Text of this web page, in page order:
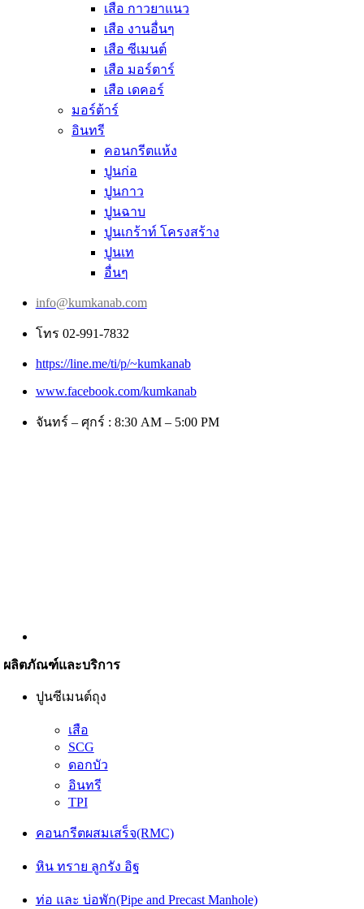
เสือ กาวยาแนว
เสือ งานอื่นๆ
เสือ ซีเมนต์
เสือ มอร์ตาร์
เสือ เดคอร์
มอร์ต้าร์
อินทรี
คอนกรีตแห้ง
ปูนก่อ
ปูนกาว
ปูนฉาบ
ปูนเกร้าท์ โครงสร้าง
ปูนเท
อื่นๆ
info@kumkanab.com
โทร 02-991-7832
https://line.me/ti/p/~kumkanab
www.facebook.com/kumkanab
จันทร์ – ศุกร์ : 8:30 AM – 5:00 PM
ผลิตภัณฑ์และบริการ
ปูนซีเมนต์ถุง
เสือ
SCG
ดอกบัว
อินทรี
TPI
คอนกรีตผสมเสร็จ(RMC)
หิน ทราย ลูกรัง อิฐ
ท่อ และ บ่อพัก(Pipe and Precast Manhole)